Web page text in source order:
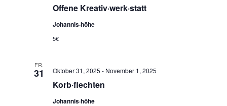
Offene Kreativ·werk·statt
Johannis·höhe
5€
FR.
31
Korb·flechten
Oktober 31, 2025 - November 1, 2025
Johannis·höhe